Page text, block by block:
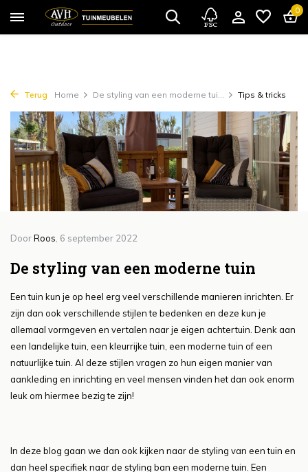
{!!% include 'snippets/cta.rain' %!!} 0
Terug Home De styling van een moderne tui... Tips & tricks
DoorRoos , 6 september 2022
De styling van een moderne tuin
Een tuin kun je op heel erg veel verschillende manieren inrichten. Er
zijn dan ook verschillende stijlen te bedenken en deze kun je
allemaal vormgeven en vertalen naar je eigen achtertuin. Denk aan
een landelijke tuin, een kleurrijke tuin, een moderne tuin of een
natuurlijke tuin. Al deze stijlen vragen zo hun eigen manier van
aankleding en inrichting en veel mensen vinden het dan ook enorm
leuk om hiermee bezig te zijn!
In deze blog gaan we dan ook kijken naar de styling van een tuin en
dan heel specifiek naar de styling ban een moderne tuin. Een